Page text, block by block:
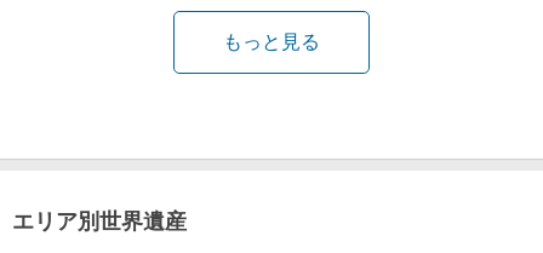
もっと見る
エリア別世界遺産